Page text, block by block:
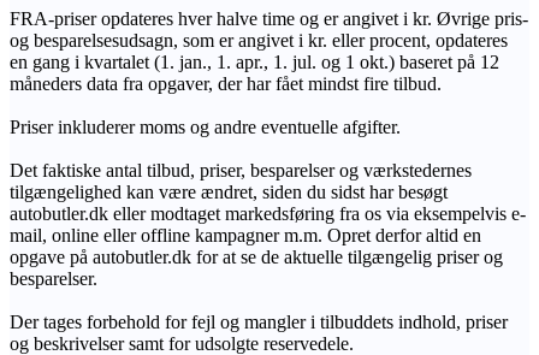
FRA-priser opdateres hver halve time og er angivet i kr. Øvrige pris-
og besparelsesudsagn, som er angivet i kr. eller procent, opdateres
en gang i kvartalet (1. jan., 1. apr., 1. jul. og 1 okt.) baseret på 12
måneders data fra opgaver, der har fået mindst fire tilbud.
Priser inkluderer moms og andre eventuelle afgifter.
Det faktiske antal tilbud, priser, besparelser og værkstedernes
tilgængelighed kan være ændret, siden du sidst har besøgt
autobutler.dk eller modtaget markedsføring fra os via eksempelvis e-
mail, online eller offline kampagner m.m. Opret derfor altid en
opgave på autobutler.dk for at se de aktuelle tilgængelig priser og
besparelser.
Der tages forbehold for fejl og mangler i tilbuddets indhold, priser
og beskrivelser samt for udsolgte reservedele.